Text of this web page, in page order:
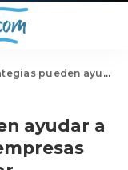
de las empresas más pequeñas a solicitar préstamos PPP
ayudar a